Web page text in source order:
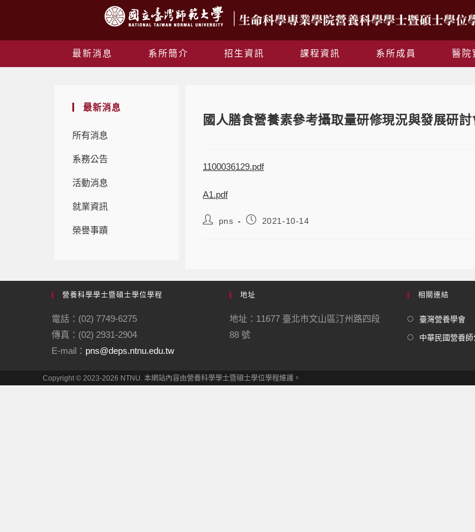
最新消息 系所簡介 招生資訊 課程資訊 系所成員 醫院
最新消息
所有消息
系務公告
活動消息
就業資訊
榮譽事蹟
國人膳食營養素參考攝取量研修現況與發展研討
1100036129.pdf
A1.pdf
pns 2021-10-14
營養科學學士暨碩士學位學程
電話：(02) 7749-6275
傳真：(02) 2931-2904
E-mail： pns@deps.ntnu.edu.tw
地址
地址：11677 臺北市文山區汀州路四段
88 號
相關連結
臺灣營養學會
中華民國營養師
Copyright © 2023-2026 NTNU. 本網站內容由營養科學學士暨碩士學位學程維護。